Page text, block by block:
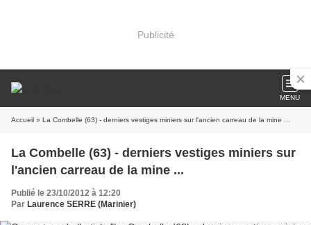
Publicité
MENU
Accueil » La Combelle (63) - derniers vestiges miniers sur l'ancien carreau de la mine ...
La Combelle (63) - derniers vestiges miniers sur
l'ancien carreau de la mine ...
Publié le 23/10/2012 à 12:20
Par Laurence SERRE (Marinier)